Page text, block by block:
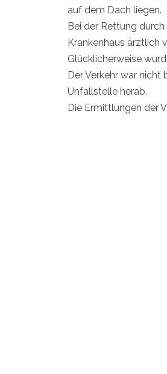
auf dem Dach liegen.
Bei der Rettung
Krankenhaus ärztlich
Glücklicherweise
Der Verkehr war
Unfallstelle herab.
Die Ermittlungen der